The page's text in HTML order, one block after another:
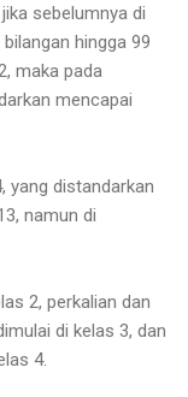
sebelumnya di
hingga 99
maka pada
mencapai
yang distandarkan
namun di
2, perkalian dan
di kelas 3, dan
4.